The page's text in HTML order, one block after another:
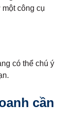
công cụ
có thể chú ý
cần